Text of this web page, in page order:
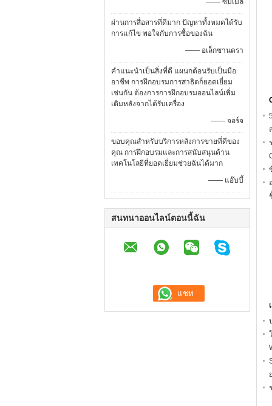
—— ซัมเมล
ผ่านการสื่อสารที่ดีมาก ปัญหาทั้งหมดได้รับ
การแก้ไข พอใจกับการซื้อของฉัน
—— อเล็กซานดรา
คำแนะนำเป็นสิ่งที่ดี แผนกต้อนรับเป็นมือ
อาชีพ การฝึกอบรมการสาธิตก็ยอดเยี่ยม
เช่นกัน ต้องการการฝึกอบรมออนไลน์เพิ่ม
เติมหลังจากได้รับเครื่อง
—— จอร์จ
ขอบคุณสำหรับบริการหลังการขายที่ดีของ
คุณ การฝึกอบรมและการสนับสนุนด้าน
เทคโนโลยีที่ยอดเยี่ยมช่วยฉันได้มาก
—— แอ๊บบี้
สนทนาออนไลน์ตอนนี้ฉัน